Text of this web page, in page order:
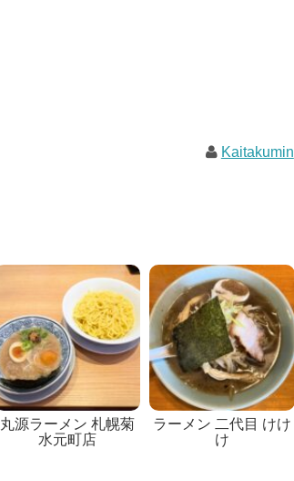
Kaitakumin
丸源ラーメン 札幌菊
水元町店
ラーメン 二代目 けけ
け